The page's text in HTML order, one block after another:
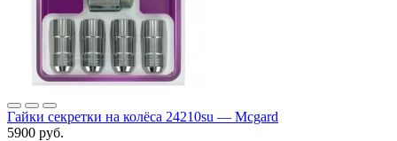
Гайки секретки на колёса 24210su — Mcgard
5900 руб.